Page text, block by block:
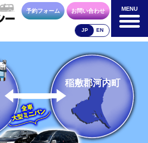
MENU
空港送迎以外
料金表
お支払方法 合流方法
予約フォーム お問い合わせ
JP EN
MENU
稲敷郡河内町